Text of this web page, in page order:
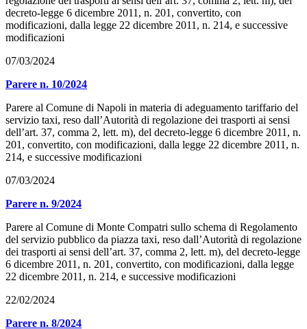
decreto-legge 6 dicembre 2011, n. 201, convertito, con
modificazioni, dalla legge 22 dicembre 2011, n. 214, e successive
modificazioni
07/03/2024
Parere n. 10/2024
Parere al Comune di Napoli in materia di adeguamento tariffario del
servizio taxi, reso dall’Autorità di regolazione dei trasporti ai sensi
dell’art. 37, comma 2, lett. m), del decreto-legge 6 dicembre 2011, n.
201, convertito, con modificazioni, dalla legge 22 dicembre 2011, n.
214, e successive modificazioni
07/03/2024
Parere n. 9/2024
Parere al Comune di Monte Compatri sullo schema di Regolamento
del servizio pubblico da piazza taxi, reso dall’Autorità di regolazione
dei trasporti ai sensi dell’art. 37, comma 2, lett. m), del decreto-legge
6 dicembre 2011, n. 201, convertito, con modificazioni, dalla legge
22 dicembre 2011, n. 214, e successive modificazioni
22/02/2024
Parere n. 8/2024